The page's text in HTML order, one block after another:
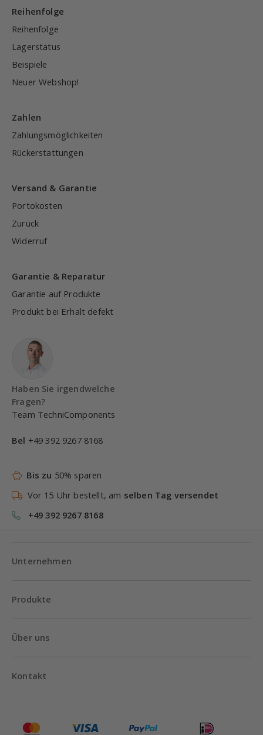
Reihenfolge
Reihenfolge
Lagerstatus
Beispiele
Neuer Webshop!
Zahlen
Zahlungsmöglichkeiten
Rückerstattungen
Versand & Garantie
Portokosten
Zurück
Widerruf
Garantie & Reparatur
Garantie auf Produkte
Produkt bei Erhalt defekt
Haben Sie irgendwelche
Fragen?
Team TechniComponents
Bel +49 392 9267 8168
Bis zu 50% sparen
Vor 15 Uhr bestellt, am selben Tag versendet
+49 392 9267 8168
Unternehmen
Produkte
Über uns
Kontakt